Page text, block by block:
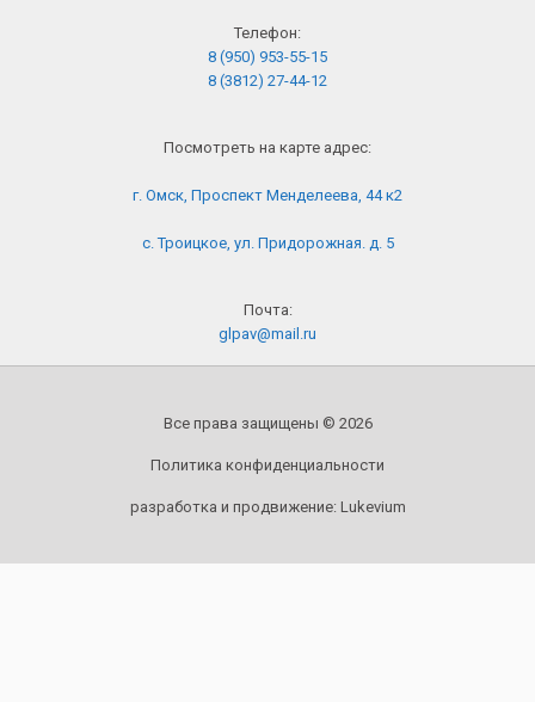
Телефон:
8 (950) 953-55-15
8 (3812) 27-44-12
Посмотреть на карте адрес:
г. Омск, Проспект Менделеева, 44 к2
с. Троицкое, ул. Придорожная. д. 5
Почта:
glpav@mail.ru
Все права защищены © 2026
Политика конфиденциальности
разработка и продвижение: Lukevium